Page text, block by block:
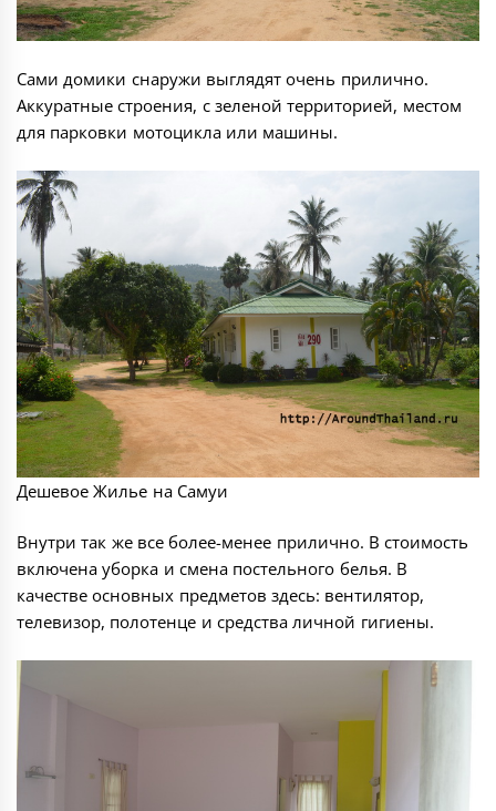
Сами домики снаружи выглядят очень прилично.
Аккуратные строения, с зеленой территорией, местом
для парковки мотоцикла или машины.
Дешевое Жилье на Самуи
Внутри так же все более-менее прилично. В стоимость
включена уборка и смена постельного белья. В
качестве основных предметов здесь: вентилятор,
телевизор, полотенце и средства личной гигиены.